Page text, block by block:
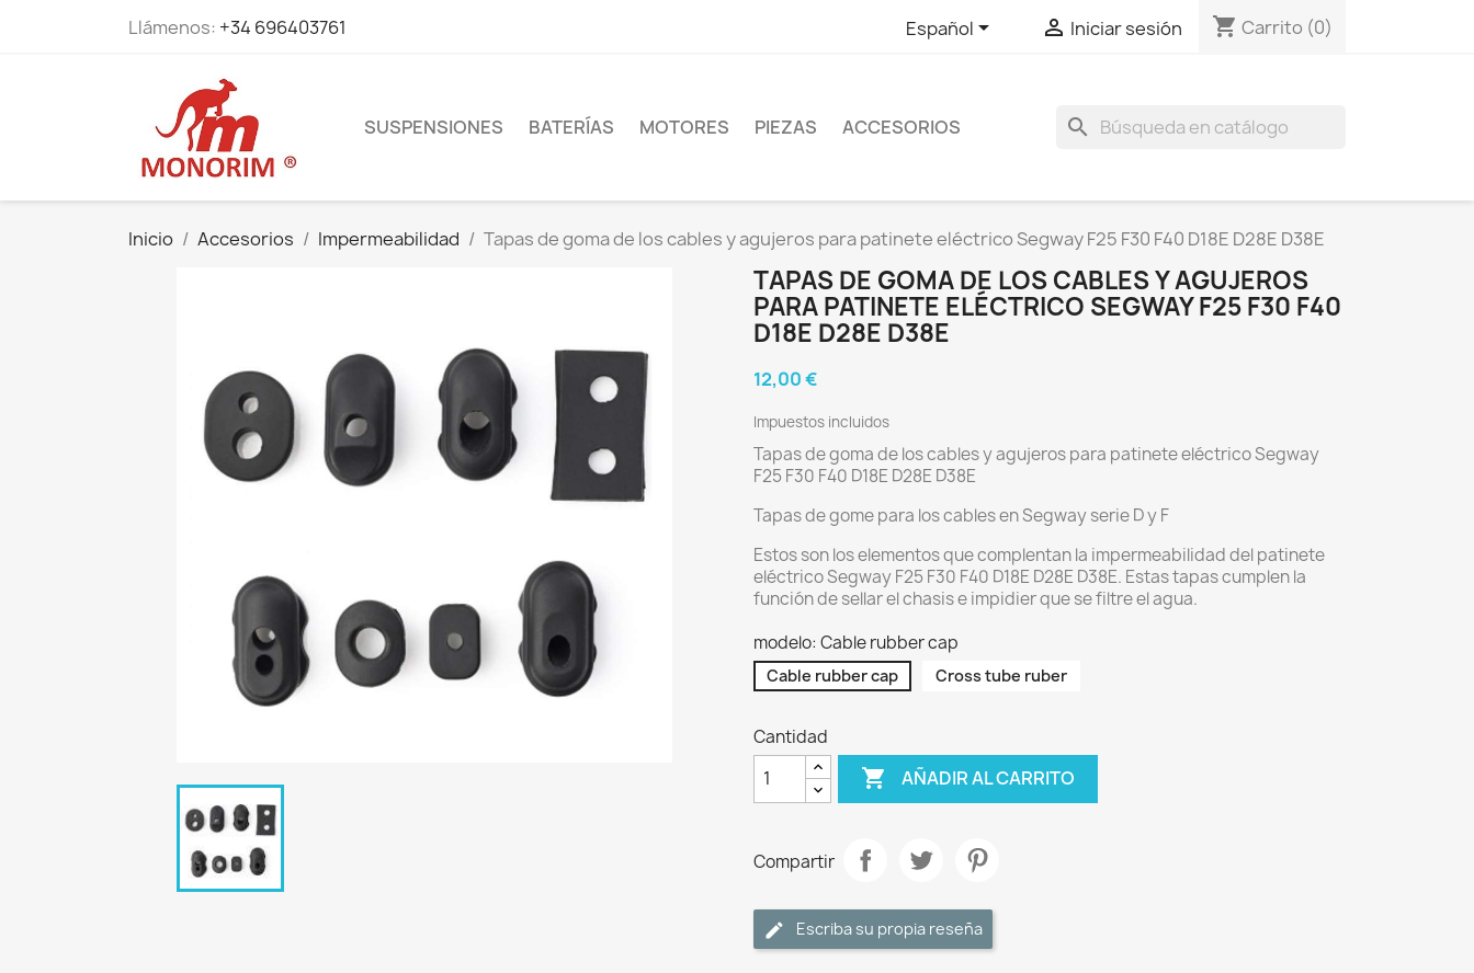
Llámenos: +34 696403761 Español  Iniciar sesión shopping_cart Carrito (0)
SUSPENSIONES BATERÍAS MOTORES PIEZAS ACCESORIOS search
Inicio Accesorios Impermeabilidad Tapas de goma de los cables y agujeros para patinete eléctrico Segway F25 F30 F40 D18E D28E D38E
TAPAS DE GOMA DE LOS CABLES Y AGUJEROS
PARA PATINETE ELÉCTRICO SEGWAY F25 F30 F40
D18E D28E D38E
12,00 €
Impuestos incluidos
Tapas de goma de los cables y agujeros para patinete eléctrico Segway
F25 F30 F40 D18E D28E D38E
Tapas de gome para los cables en Segway serie D y F
Estos son los elementos que complentan la impermeabilidad del patinete
eléctrico Segway F25 F30 F40 D18E D28E D38E. Estas tapas cumplen la
función de sellar el chasis e impidier que se filtre el agua.
modelo: Cable rubber cap
Cable rubber cap Cross tube ruber
Cantidad
 AÑADIR AL CARRITO
Compartir
Escriba su propia reseña